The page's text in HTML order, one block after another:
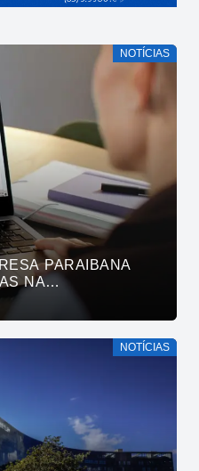
NOTÍCIAS
PARAIBANA
NA
DE SINAIS DE
NOTÍCIAS